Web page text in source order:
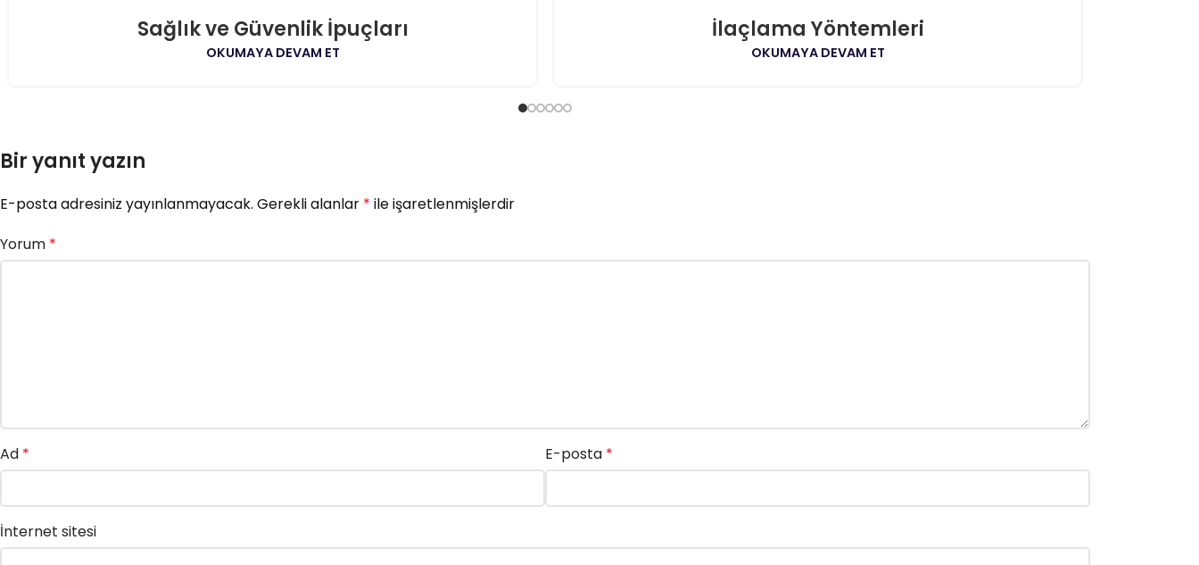
Sağlık ve Güvenlik İpuçları
OKUMAYA DEVAM ET
İlaçlama Yöntemleri
OKUMAYA DEVAM ET
Bir yanıt yazın
E-posta adresiniz yayınlanmayacak. Gerekli alanlar * ile işaretlenmişlerdir
Yorum *
Ad * E-posta *
İnternet sitesi